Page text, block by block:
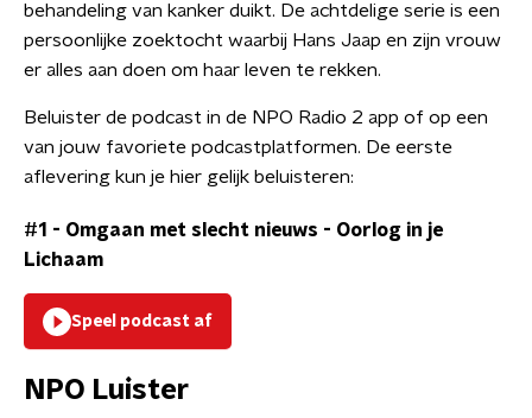
behandeling van kanker duikt. De achtdelige serie is een
persoonlijke zoektocht waarbij Hans Jaap en zijn vrouw
er alles aan doen om haar leven te rekken.
Beluister de podcast in de NPO Radio 2 app of op een
van jouw favoriete podcastplatformen. De eerste
aflevering kun je hier gelijk beluisteren:
#1 - Omgaan met slecht nieuws - Oorlog in je
Lichaam
Speel podcast af
NPO Luister